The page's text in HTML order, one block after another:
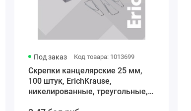
Под заказ Код товара: 1013699
Скрепки канцелярские 25 мм,
100 штук, ErichKrause,
никелированные, треугольные,